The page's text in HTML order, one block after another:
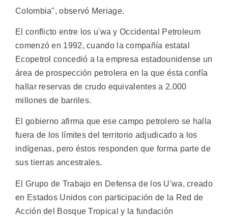
Colombia", observó Meriage.
El conflicto entre los u'wa y Occidental Petroleum
comenzó en 1992, cuando la compañía estatal
Ecopetrol concedió a la empresa estadounidense un
área de prospección petrolera en la que ésta confía
hallar reservas de crudo equivalentes a 2.000
millones de barriles.
El gobierno afirma que ese campo petrolero se halla
fuera de los límites del territorio adjudicado a los
indígenas, pero éstos responden que forma parte de
sus tierras ancestrales.
El Grupo de Trabajo en Defensa de los U'wa, creado
en Estados Unidos con participación de la Red de
Acción del Bosque Tropical y la fundación